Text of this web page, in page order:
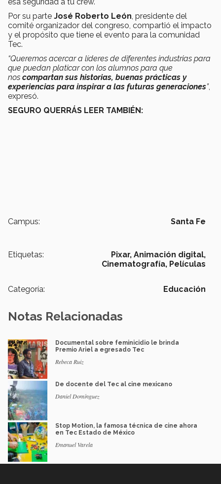
Por su parte José Roberto León , presidente del
comité organizador del congreso, compartió el impacto
y el propósito que tiene el evento para la comunidad
Tec.
“Queremos acercar a líderes de diferentes industrias para
que puedan platicar con los alumnos para que
nos compartan sus historias, buenas prácticas y
experiencias para inspirar a las futuras generaciones”,
expresó.
SEGURO QUERRÁS LEER TAMBIÉN:
Campus: Santa Fe
Etiquetas: Pixar, Animación digital,
Cinematografía, Películas
Categoría: Educación
Notas Relacionadas
Documental sobre feminicidio le brinda
Premio Ariel a egresado Tec
Rebeca Ruiz
De docente del Tec al cine mexicano
Daniel Domínguez
Stop Motion, la famosa técnica de cine ahora
en Tec Estado de México
Emanuel Varela